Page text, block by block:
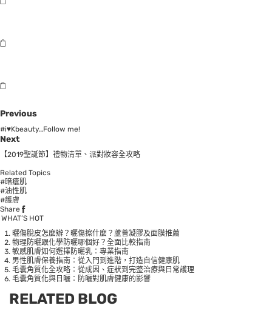
Previous
#i♥Kbeauty…Follow me!
Next
【2019聖誕節】禮物清單、派對妝容全攻略
Related Topics
#暗瘡肌
#油性肌
#護膚
Share
WHAT’S HOT
曬傷脫皮怎麼辦？曬傷擦什麼？蘆薈凝膠及面膜推薦
物理防曬跟化學防曬哪個好？全面比較指南
敏感肌膚如何選擇防曬乳：專業指南
男性肌膚保養指南：從入門到進階，打造自信健康肌
毛囊角質化全攻略：從成因、症狀到完整治療與日常護理
毛囊角質化與日曬：防曬對肌膚健康的影響
RELATED BLOG